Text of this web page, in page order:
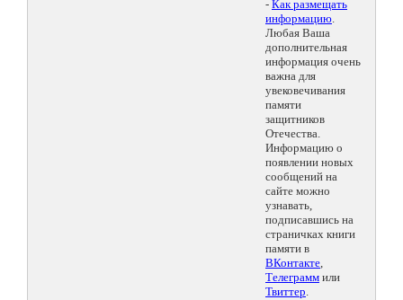
- Как размещать
информацию.
Любая Ваша
дополнительная
информация очень
важна для
увековечивания
памяти
защитников
Отечества.
Информацию о
появлении новых
сообщений на
сайте можно
узнавать,
подписавшись на
страничках книги
памяти в
ВКонтакте,
Телеграмм или
Твиттер.